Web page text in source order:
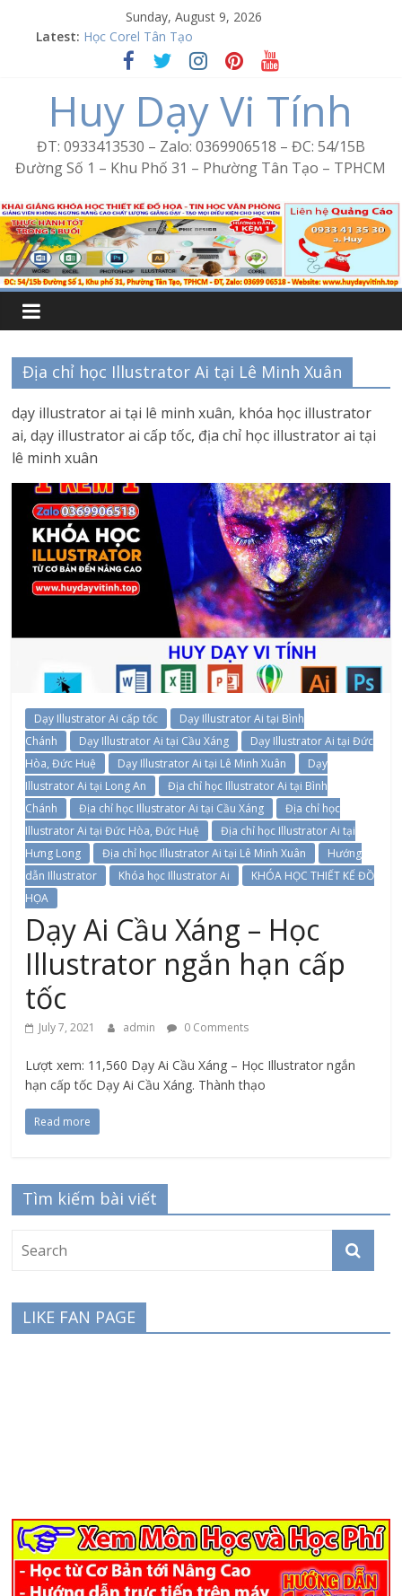
Sunday, August 9, 2026
Latest: Word Bình Trị Đông – Tin học văn phòng cấp tốc
Học Corel Tân Tạo
Cách tạo USB Boot bằng Ventoy
Khóa học Photoshop tại Tân Tạo
Excel Bình Trị Đông – Vi tính văn phòng cấp tốc
Huy Dạy Vi Tính
ĐT: 0933413530 – Zalo: 0369906518 – ĐC: 54/15B
Đường Số 1 – Khu Phố 31 – Phường Tân Tạo – TPHCM
Địa chỉ học Illustrator Ai tại Lê Minh Xuân
dạy illustrator ai tại lê minh xuân, khóa học illustrator
ai, dạy illustrator ai cấp tốc, địa chỉ học illustrator ai tại
lê minh xuân
Dạy Illustrator Ai cấp tốc
Dạy Illustrator Ai tại Bình
Chánh
Dạy Illustrator Ai tại Cầu Xáng
Dạy Illustrator Ai tại Đức
Hòa, Đức Huệ
Dạy Illustrator Ai tại Lê Minh Xuân
Dạy
Illustrator Ai tại Long An
Địa chỉ học Illustrator Ai tại Bình
Chánh
Địa chỉ học Illustrator Ai tại Cầu Xáng
Địa chỉ học
Illustrator Ai tại Đức Hòa, Đức Huệ
Địa chỉ học Illustrator Ai tại
Hưng Long
Địa chỉ học Illustrator Ai tại Lê Minh Xuân
Hướng
dẫn Illustrator
Khóa học Illustrator Ai
KHÓA HỌC THIẾT KẾ ĐỒ
HỌA
Dạy Ai Cầu Xáng – Học
Illustrator ngắn hạn cấp
tốc
July 7, 2021 admin 0 Comments
Lượt xem: 11,560 Dạy Ai Cầu Xáng – Học Illustrator ngắn
hạn cấp tốc Dạy Ai Cầu Xáng. Thành thạo
Read more
Tìm kiếm bài viết
LIKE FAN PAGE